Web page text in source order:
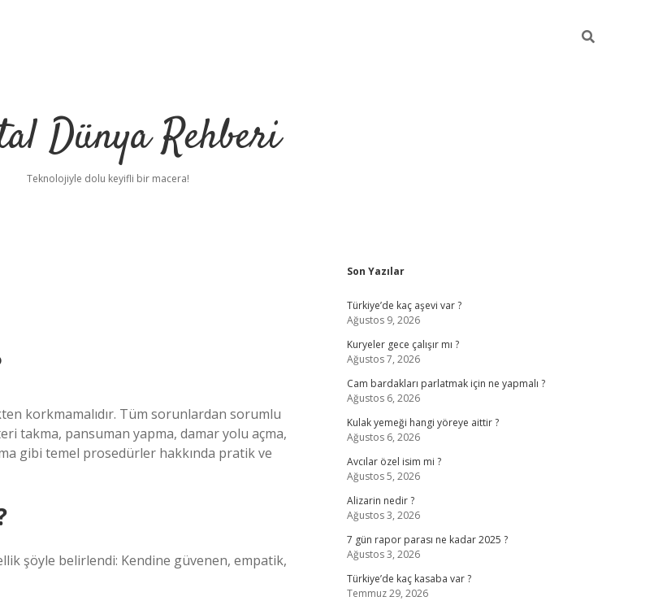
Dünya Rehberi
Teknolojiyle dolu keyifli bir macera!
korkmamalıdır. Tüm sorunlardan sorumlu
takma, pansuman yapma, damar yolu açma,
gibi temel prosedürler hakkında pratik ve
şöyle belirlendi: Kendine güvenen, empatik,
Sidebar
Son Yazılar
Türkiye’de kaç aşevi var ?
Ağustos 9, 2026
Kuryeler gece çalışır mı ?
Ağustos 7, 2026
Cam bardakları parlatmak için ne yapmalı ?
Ağustos 6, 2026
Kulak yemeği hangi yöreye aittir ?
Ağustos 6, 2026
Avcılar özel isim mi ?
Ağustos 5, 2026
Alizarin nedir ?
Ağustos 3, 2026
7 gün rapor parası ne kadar 2025 ?
Ağustos 3, 2026
Türkiye’de kaç kasaba var ?
Temmuz 29, 2026